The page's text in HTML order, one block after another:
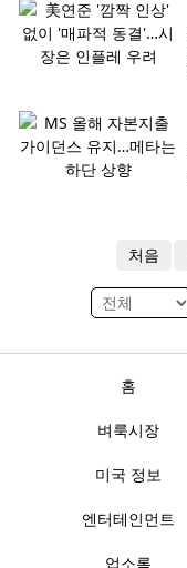
처음
홈
벼룩시장
미국 정보
엔터테인먼트
업소록